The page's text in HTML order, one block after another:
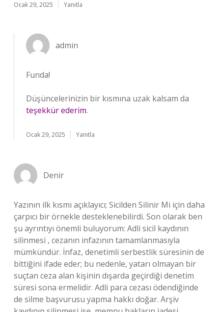
Ocak 29, 2025 Yanıtla
admin
Funda!
Düşüncelerinizin bir kısmına uzak kalsam da
teşekkür ederim.
Ocak 29, 2025 Yanıtla
Denir
Yazının ilk kısmı açıklayıcı; Sicilden Silinir Mi için daha
çarpıcı bir örnekle desteklenebilirdi. Son olarak ben
şu ayrıntıyı önemli buluyorum: Adli sicil kaydının
silinmesi , cezanın infazının tamamlanmasıyla
mümkündür. İnfaz, denetimli serbestlik süresinin de
bittiğini ifade eder; bu nedenle, yatarı olmayan bir
suçtan ceza alan kişinin dışarda geçirdiği denetim
süresi sona ermelidir. Adli para cezası ödendiğinde
de silme başvurusu yapma hakkı doğar. Arşiv